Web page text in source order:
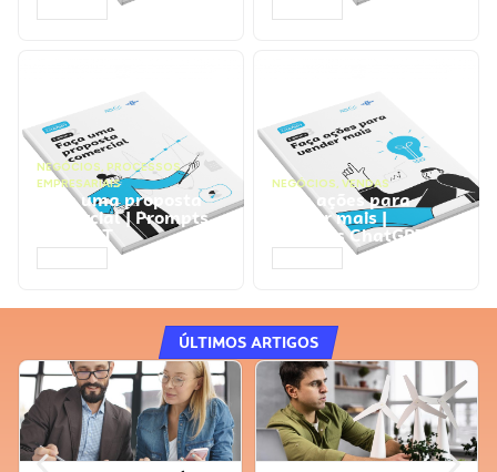
NEGÓCIOS, PROCESSOS
EMPRESARIAIS
Faça uma proposta
comercial | Prompts
ChatGPT
NEGÓCIOS, VENDAS
Faça ações para
vender mais |
Prompts ChatGPT
ÚLTIMOS ARTIGOS